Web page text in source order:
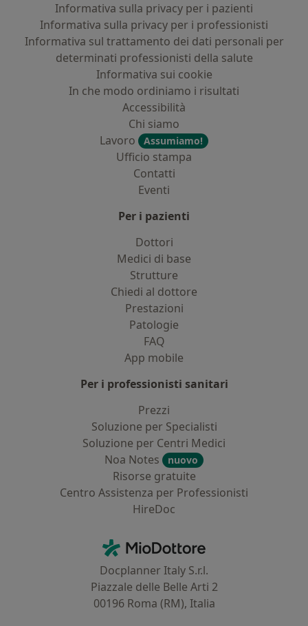
Informativa sulla privacy per i pazienti
Informativa sulla privacy per i professionisti
Informativa sul trattamento dei dati personali per
determinati professionisti della salute
Informativa sui cookie
In che modo ordiniamo i risultati
Accessibilità
Chi siamo
Lavoro
Assumiamo!
Ufficio stampa
Contatti
Eventi
Per i pazienti
Dottori
Medici di base
Strutture
Chiedi al dottore
Prestazioni
Patologie
FAQ
App mobile
Per i professionisti sanitari
Prezzi
Soluzione per Specialisti
Soluzione per Centri Medici
Noa Notes
nuovo
Risorse gratuite
Centro Assistenza per Professionisti
HireDoc
MioDottore - Homepage
Docplanner Italy S.r.l.
Piazzale delle Belle Arti 2
00196 Roma (RM), Italia